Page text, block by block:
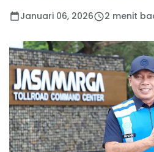
Januari 06, 2026 2 menit